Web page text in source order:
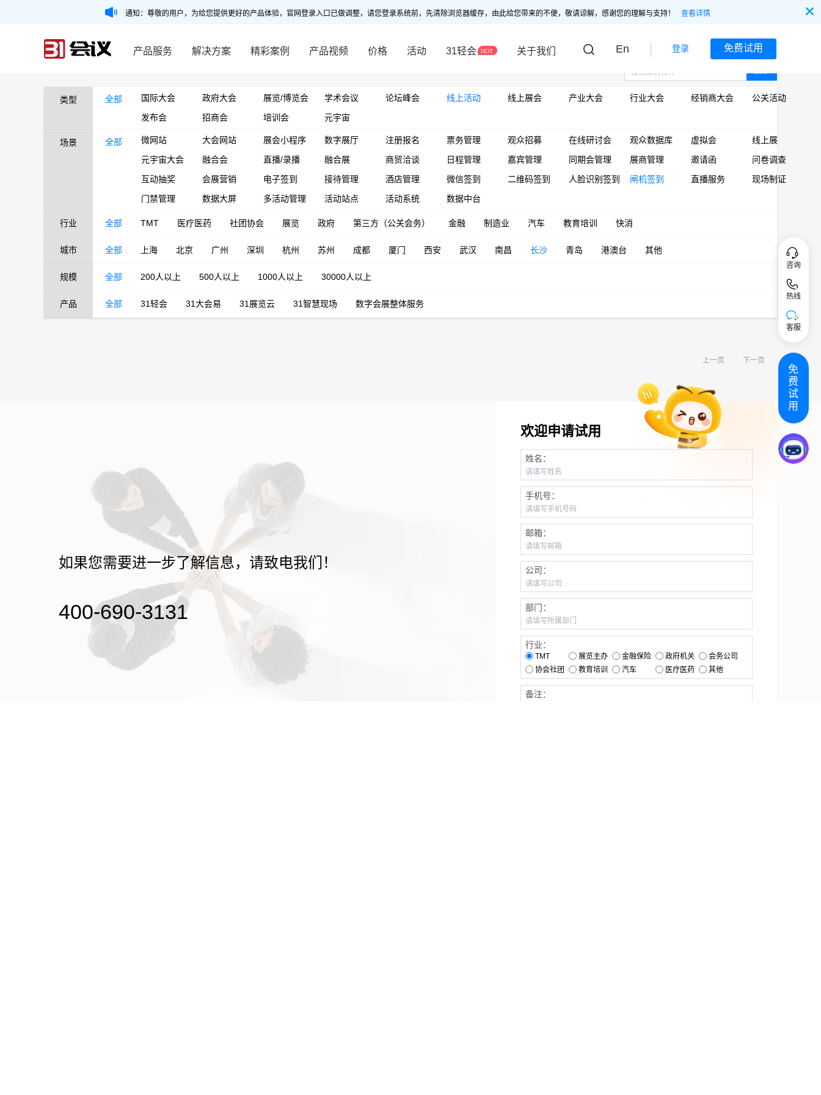
通知：尊敬的用户，为给您提供更好的产品体验，官网登录入口已做调整，请您登录系统前，先清除浏览器缓存，由此给您带来的不便，敬请谅解，感谢您的理解与支持！ 查看详情
产品服务 解决方案 精彩案例 产品视频 价格 活动 31轻会 关于我们 En 登录 免费试用
类型 全部 国际大会 政府大会 展览/博览会 学术会议 论坛峰会 线上活动 线上展会 产业大会 行业大会 经销商大会
公关活动
发布会
招商会 培训会 元宇宙
场景 全部 微网站 大会网站 展会小程序 数字展厅 注册报名 票务管理 观众招募 在线研讨会 观众数据库 虚拟会
线上展
元宇宙大会
融合会 直播/录播 融合展 商贸洽谈 日程管理 嘉宾管理 同期会管理 展商管理 邀请函
问卷调查
互动抽奖
会展营销 电子签到 接待管理 酒店管理 微信签到 二维码签到 人脸识别签到 闸机签到 直播服务
现场制证
门禁管理
数据大屏 多活动管理 活动站点 活动系统 数据中台
行业 全部 TMT 医疗医药 社团协会 展览 政府 第三方（公关会务） 金融 制造业 汽车 教育培训 快消
城市 全部 上海 北京 广州 深圳 杭州 苏州 成都 厦门 西安 武汉 南昌 长沙 青岛 港澳台 其他
规模 全部 200人以上 500人以上 1000人以上 30000人以上
产品 全部 31轻会 31大会易 31展览云 31智慧现场 数字会展整体服务
上一页 下一页
如果您需要进一步了解信息，请致电我们！
400-690-3131
欢迎申请试用
姓名：
手机号：
邮箱：
公司：
部门：
行业：
TMT 展览主办 金融保险 政府机关
会务公司
协会社团
教育培训 汽车 医疗医药 其他
备注：
咨询
热线
客服
免
费
试
用